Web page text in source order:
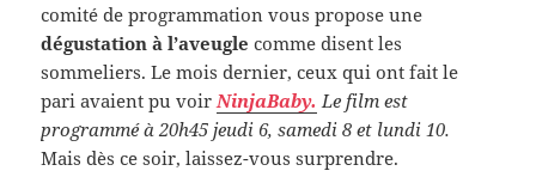
comité de programmation vous propose une
dégustation à l’aveuglecomme disent les
sommeliers. Le mois dernier, ceux qui ont fait le
pari avaient pu voirNinjaBaby. Le film est
programmé à 20h45 jeudi 6, samedi 8 et lundi 10.
Mais dès ce soir, laissez-vous surprendre.